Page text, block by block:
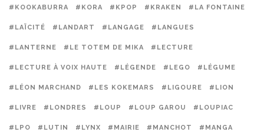
#KOOKABURRA #KORA #KPOP #KRAKEN #LA FONTAINE
#LAÏCITÉ #LANDART #LANGAGE #LANGUES
#LANTERNE #LE TOTEM DE MIKA #LECTURE
#LECTURE À VOIX HAUTE #LÉGENDE #LEGO #LÉGUME
#LÉON MARCHAND #LES KOKEMARS #LIGOURE #LION
#LIVRE #LONDRES #LOUP #LOUP GAROU #LOUPIAC
#LPO #LUTIN #LYNX #MAIRIE #MANCHOT #MANGA